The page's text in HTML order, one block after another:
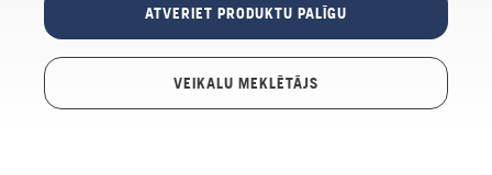
ATVERIET PRODUKTU PALĪGU
VEIKALU MEKLĒTĀJS